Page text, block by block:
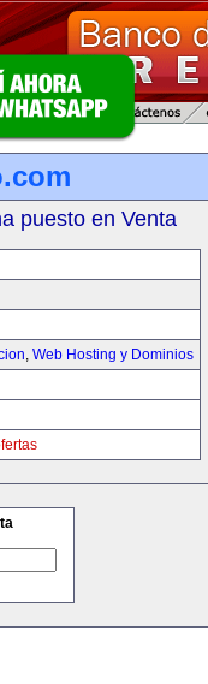
puesto en Venta
, Web Hosting y Dominios